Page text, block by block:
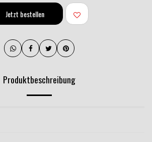
Jetzt bestellen
Produktbeschreibung